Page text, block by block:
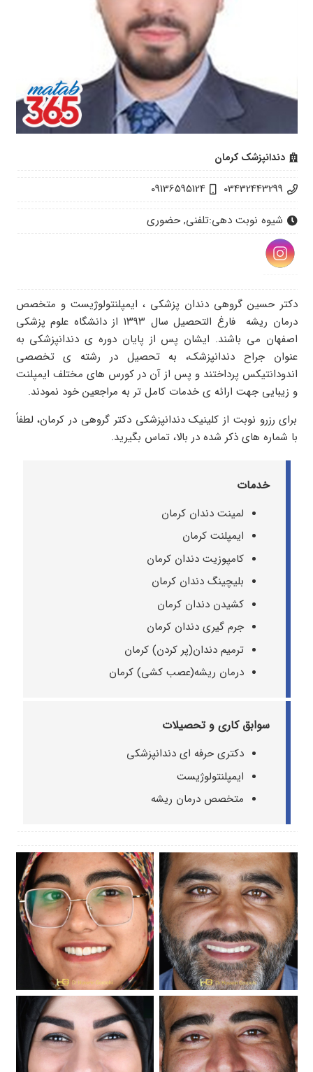
دندانپزشک کرمان
03432443299
09136595124
شیوه نوبت دهی:تلفنی, حضوری
دکتر حسین گروهی دندان پزشکی ، ایمپلنتولوژیست و متخصص
درمان ریشه فارغ التحصیل سال ۱۳۹۳ از دانشگاه علوم پزشکی
اصفهان می باشند. ایشان پس از پایان دوره ی دندانپزشکی به
عنوان جراح دندانپزشک، به تحصیل در رشته ی تخصصی
اندودانتیکس پرداختند و پس از آن در کورس های مختلف ایمپلنت
و زیبایی جهت ارائه ی خدمات کامل تر به مراجعین خود نمودند.
برای رزرو نوبت از کلینیک دندانپزشکی دکتر گروهی در کرمان، لطفاً
با شماره های ذکر شده در بالا، تماس بگیرید.
خدمات
لمینت دندان کرمان
ایمپلنت کرمان
کامپوزیت دندان کرمان
بلیچینگ دندان کرمان
کشیدن دندان کرمان
جرم گیری دندان کرمان
ترمیم دندان(پر کردن) کرمان
درمان ریشه(عصب کشی) کرمان
سوابق کاری و تحصیلات
دکتری حرفه ای دندانپزشکی
ایمپلنتولوژیست
متخصص درمان ریشه